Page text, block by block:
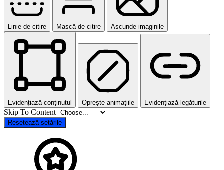
Linie de citire Mască de citire Ascunde imaginile
Evidențiază conținutul Oprește animațiile Evidențiază legăturile
Skip To Content
Resetează setările